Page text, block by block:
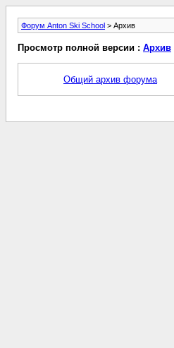
Форум Anton Ski School > Архив
Просмотр полной версии : Архив
Общий архив форума